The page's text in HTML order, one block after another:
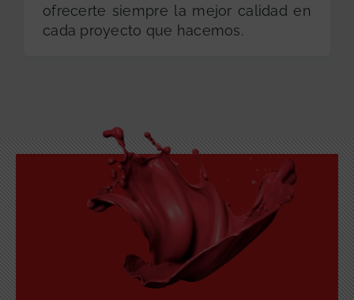
ofrecerte siempre la mejor calidad en
cada proyecto que hacemos.